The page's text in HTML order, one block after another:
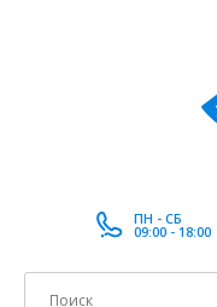
ПН - СБ
09:00 - 18:00